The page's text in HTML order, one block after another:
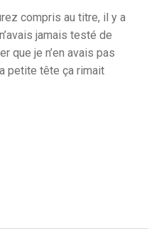
compris au titre, il y a
jamais testé de
que je n’en avais pas
petite tête ça rimait